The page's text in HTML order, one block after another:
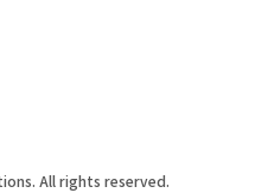
All rights reserved.